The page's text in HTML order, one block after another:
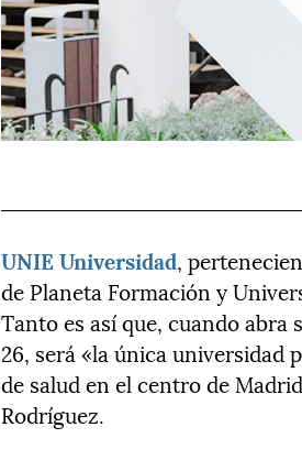
UNIE Universidad,
de Planeta Formación y
Tanto es así que, cuando abra
26, será «la única
de salud en el centro de
Rodríguez.